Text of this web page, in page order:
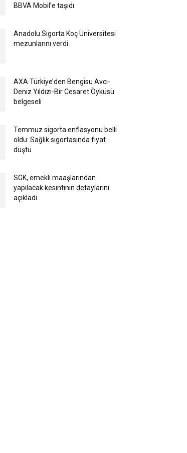
BBVA Mobil’e taşıdı
Anadolu Sigorta Koç Üniversitesi
mezunlarını verdi
AXA Türkiye’den Bengisu Avcı-
Deniz Yıldızı-Bir Cesaret Öyküsü
belgeseli
Temmuz sigorta enflasyonu belli
oldu: Sağlık sigortasında fiyat
düştü
SGK, emekli maaşlarından
yapılacak kesintinin detaylarını
açıkladı